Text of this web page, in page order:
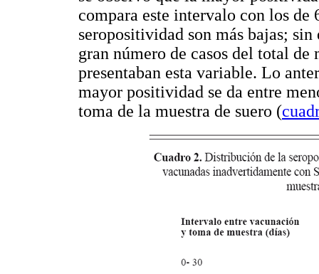
compara este intervalo con los
seropositividad son más bajas;
gran número de casos del total
presentaban esta variable. Lo
mayor positividad se da entre
toma de la muestra de suero (